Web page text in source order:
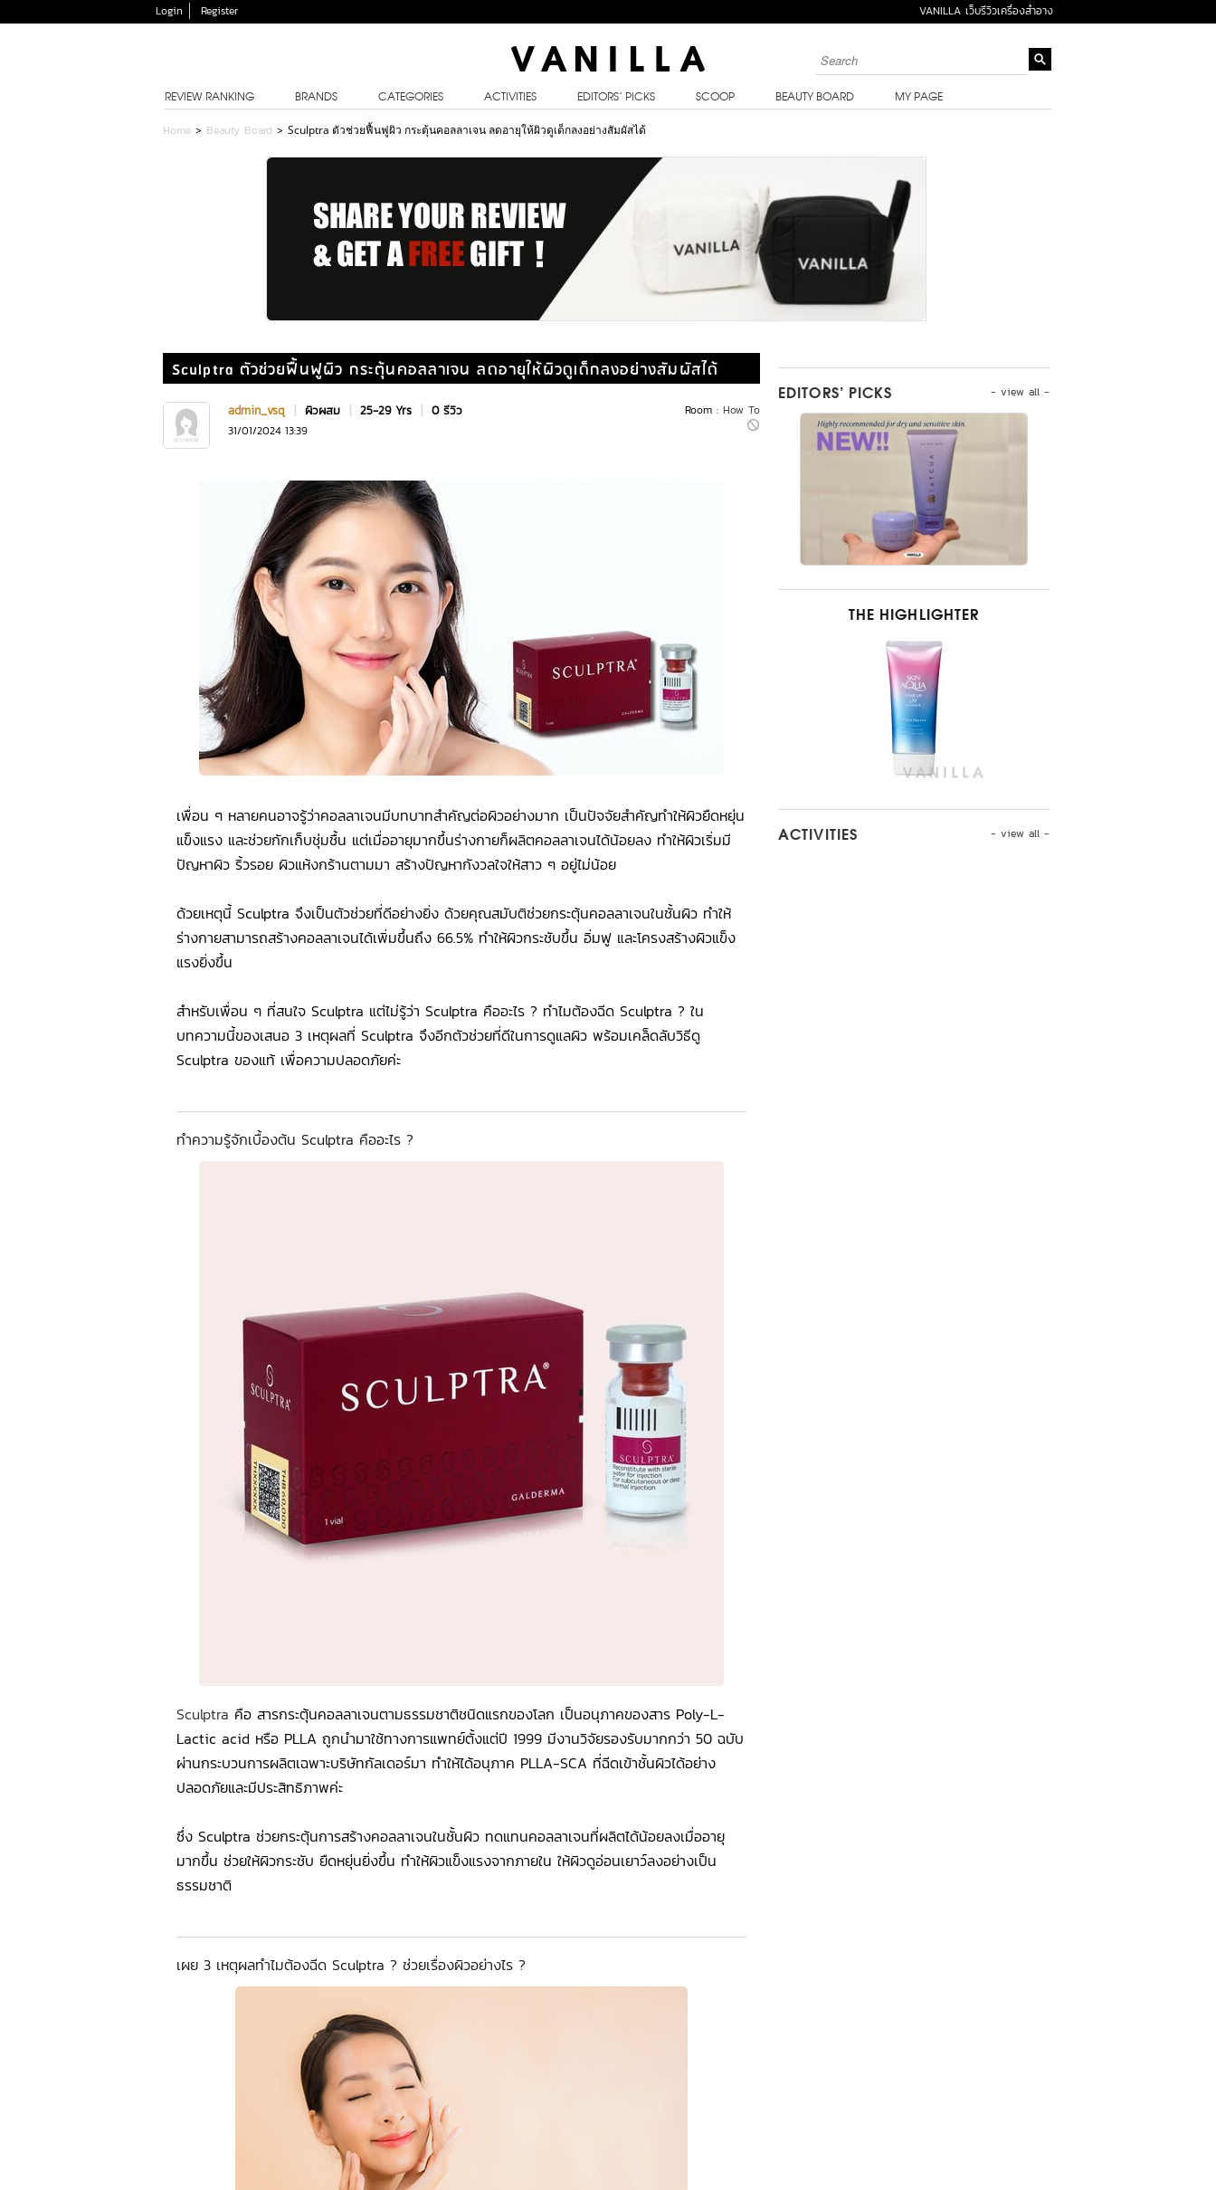
Login Register VANILLA เว็บรีวิวเครื่องสำอาง
REVIEW RANKING BRANDS CATEGORIES ACTIVITIES EDITORS’ PICKS SCOOP BEAUTY BOARD MY PAGE
Home > Beauty Board > Sculptra ตัวช่วยฟื้นฟูผิว กระตุ้นคอลลาเจน ลดอายุให้ผิวดูเด็กลงอย่างสัมผัสได้
Sculptra ตัวช่วยฟื้นฟูผิว กระตุ้นคอลลาเจน ลดอายุให้ผิวดูเด็กลงอย่างสัมผัสได้
Room : How To
admin_vsq | ผิวผสม | 25-29 Yrs | 0 รีวิว
31/01/2024 13:39
เพื่อน ๆ หลายคนอาจรู้ว่าคอลลาเจนมีบทบาทสำคัญต่อผิวอย่างมาก เป็นปัจจัยสำคัญทำให้ผิวยืดหยุ่น
แข็งแรง และช่วยกักเก็บชุ่มชื้น แต่เมื่ออายุมากขึ้นร่างกายก็ผลิตคอลลาเจนได้น้อยลง ทำให้ผิวเริ่มมี
ปัญหาผิว ริ้วรอย ผิวแห้งกร้านตามมา สร้างปัญหากังวลใจให้สาว ๆ อยู่ไม่น้อย
ด้วยเหตุนี้ Sculptra จึงเป็นตัวช่วยที่ดีอย่างยิ่ง ด้วยคุณสมับติช่วยกระตุ้นคอลลาเจนในชั้นผิว ทำให้
ร่างกายสามารถสร้างคอลลาเจนได้เพิ่มขึ้นถึง 66.5% ทำให้ผิวกระชับขึ้น อิ่มฟู และโครงสร้างผิวแข็ง
แรงยิ่งขึ้น
สำหรับเพื่อน ๆ ที่สนใจ Sculptra แต่ไม่รู้ว่า Sculptra คืออะไร ? ทำไมต้องฉีด Sculptra ? ใน
บทความนี้ของเสนอ 3 เหตุผลที่ Sculptra จึงอีกตัวช่วยที่ดีในการดูแลผิว พร้อมเคล็ดลับวิธีดู
Sculptra ของแท้ เพื่อความปลอดภัยค่ะ
ทำความรู้จักเบื้องต้น Sculptra คืออะไร ?
Sculptra คือ สารกระตุ้นคอลลาเจนตามธรรมชาติชนิดแรกของโลก เป็นอนุภาคของสาร Poly-L-
Lactic acid หรือ PLLA ถูกนำมาใช้ทางการแพทย์ตั้งแต่ปี 1999 มีงานวิจัยรองรับมากกว่า 50 ฉบับ
ผ่านกระบวนการผลิตเฉพาะบริษัทกัลเดอร์มา ทำให้ได้อนุภาค PLLA-SCA ที่ฉีดเข้าชั้นผิวได้อย่าง
ปลอดภัยและมีประสิทธิภาพค่ะ
ซึ่ง Sculptra ช่วยกระตุ้นการสร้างคอลลาเจนในชั้นผิว ทดแทนคอลลาเจนที่ผลิตได้น้อยลงเมื่ออายุ
มากขึ้น ช่วยให้ผิวกระชับ ยืดหยุ่นยิ่งขึ้น ทำให้ผิวแข็งแรงจากภายใน ให้ผิวดูอ่อนเยาว์ลงอย่างเป็น
ธรรมชาติ
เผย 3 เหตุผลทำไมต้องฉีด Sculptra ? ช่วยเรื่องผิวอย่างไร ?
- view all -
EDITORS’ PICKS
THE HIGHLIGHTER
- view all -
ACTIVITIES